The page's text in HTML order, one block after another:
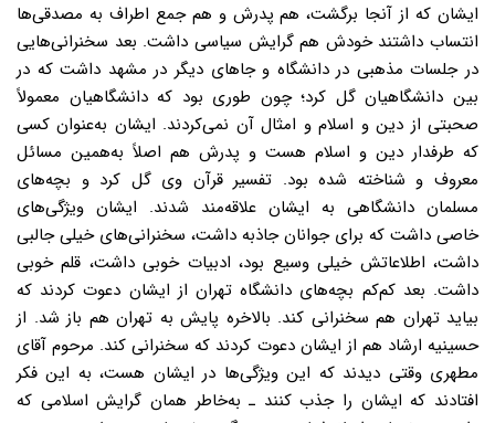
ایشان که از آنجا برگشت، هم پدرش و هم جمع اطراف به مصدقی‌ها
انتساب داشتند خودش هم گرایش سیاسى داشت. بعد سخنرانی‌هایى
در جلسات مذهبى در دانشگاه و جاهاى دیگر در مشهد داشت که در
بین دانشگاهیان گل کرد؛ چون طورى بود که دانشگاهیان معمولاً
صحبتى از دین و اسلام و امثال آن نمى‌کردند. ایشان به‌عنوان کسى
که طرفدار دین و اسلام هست و پدرش هم اصلاً به‌همین مسائل
معروف و شناخته شده بود. تفسیر قرآن وی گل کرد و بچه‌هاى
مسلمان دانشگاهی به ایشان علاقه‌مند شدند. ایشان ویژگی‌هاى
خاصى داشت که براى جوانان جاذبه داشت، سخنرانى‌های خیلى جالبى
داشت، اطلاعاتش خیلى وسیع بود، ادبیات خوبى داشت، قلم خوبى
داشت. بعد کم‌کم بچه‌هاى دانشگاه تهران از ایشان دعوت کردند که
بیاید تهران هم سخنرانى کند. بالاخره پایش به تهران هم باز شد. از
حسینیه ارشاد هم از ایشان دعوت کردند که سخنرانى کند. مرحوم آقاى
مطهرى وقتى دیدند که این ویژگی‌ها در ایشان هست، به این فکر
افتادند که ایشان را جذب کنند ـ به‌خاطر همان گرایش اسلامى که